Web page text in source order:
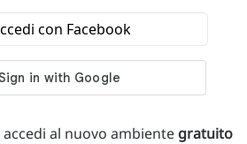
al nuovo ambiente gratuito